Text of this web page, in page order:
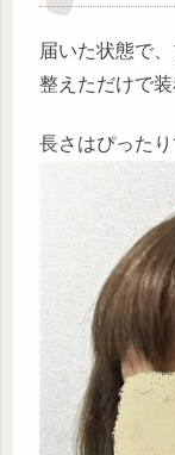
届いた状態で
整えただけで装
長さはぴったり